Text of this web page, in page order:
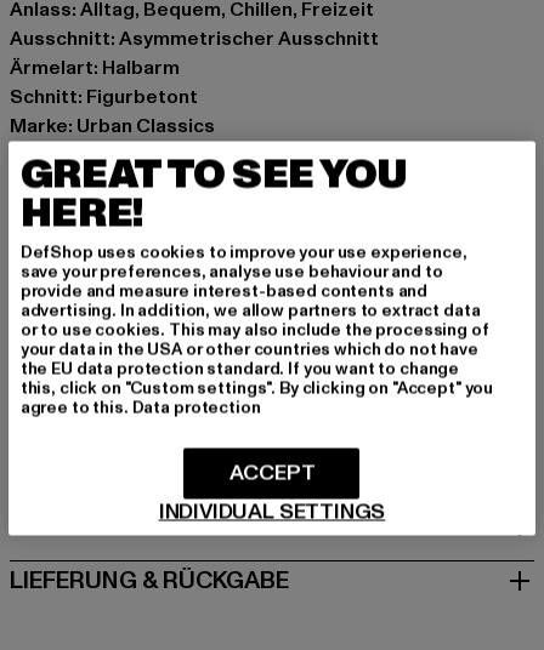
Anlass: Alltag, Bequem, Chillen, Freizeit
Ausschnitt: Asymmetrischer Ausschnitt
Ärmelart: Halbarm
Schnitt: Figurbetont
Marke: Urban Classics
Kat.: Longsleeves
Farbe: weiß
Hersteller Farbe: white
Materialzusammensetzung: 100% Baumwolle
Art.Nr: TB7096-00220
Hersteller: TB International GmbH |info@tbint.de
Dr.-Robert-Murjahn-Straße 7 | 64372 Ober-Ramstadt |
DE
GRÖSSE & PASSFORM
PFLEGEHINWEISE
LIEFERUNG & RÜCKGABE
GREAT TO SEE YOU
HERE!
DefShop uses cookies to improve your use experience,
save your preferences, analyse use behaviour and to
provide and measure interest-based contents and
advertising. In addition, we allow partners to extract data
or to use cookies. This may also include the processing of
your data in the USA or other countries which do not have
the EU data protection standard. If you want to change
this, click on "Custom settings". By clicking on "Accept" you
agree to this. Data protection
INDIVIDUAL SETTINGS
ACCEPT